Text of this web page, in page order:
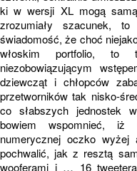
ki w wersji XL mogą
zrozumiały szacunek,
świadomość, że choć
włoskim portfolio,
niezobowiązującym
dziewcząt i chłopców
przetworników tak nisko-
co słabszych jednostek
bowiem wspomnieć, iż
numerycznej oczko
pochwalić, jak z resztą
wooferami i … 16